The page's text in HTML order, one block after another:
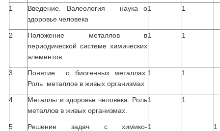
1
Введение. Валеология – наука о
здоровье человека
1 1
2
Положение металлов в
периодической системе химических
элементов
1 1
3
Понятие о биогенных металлах.
Роль металлов в живых организмах
1 1
4
Металлы и здоровье человека. Роль
металлов в живых организмах.
1 1
5
Решение задач с химико-1 1